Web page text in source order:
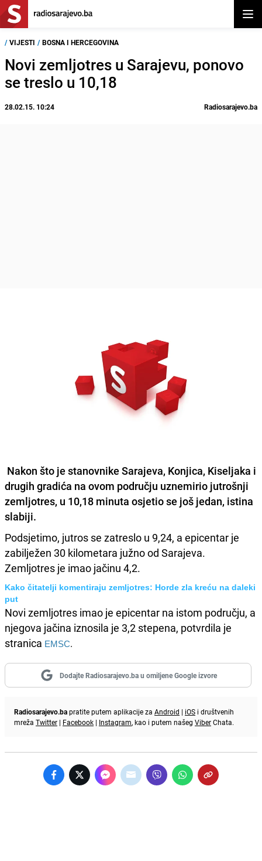
/ VIJESTI / BOSNA I HERCEGOVINA
Novi zemljotres u Sarajevu, ponovo
se treslo u 10,18
28.02.15. 10:24 Radiosarajevo.ba
Nakon što je stanovnike Sarajeva, Konjica, Kiseljaka i
drugih gradića na ovom području uznemirio jutrošnji
zemljotres, u 10,18 minuta osjetio se još jedan, istina
slabiji.
Podsjetimo, jutros se zatreslo u 9,24, a epicentar je
zabilježen 30 kilometara južno od Sarajeva.
Zemljotres je imao jačinu 4,2.
Kako čitatelji komentiraju zemljotres: Horde zla kreću na daleki
put
Novi zemljotres imao je epicentar na istom području, a
njegova jačina iznosila je 3,2 stepena, potvrdila je
stranica EMSC.
Dodajte Radiosarajevo.ba u omiljene Google izvore
Radiosarajevo.bapratite putem aplikacije za Android | iOS i društvenih
mreža Twitter | Facebook | Instagram, kao i putem našeg ViberChata.